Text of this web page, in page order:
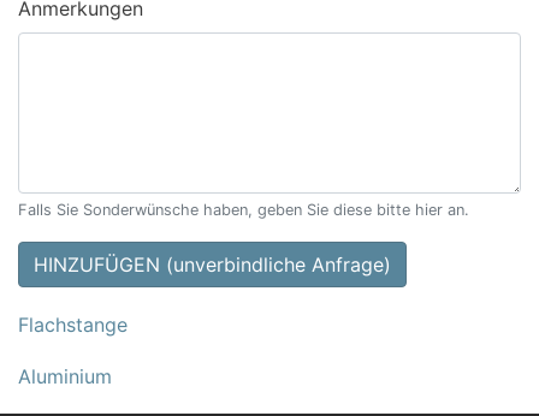
Anmerkungen
Falls Sie Sonderwünsche haben, geben Sie diese bitte hier an.
HINZUFÜGEN (unverbindliche Anfrage)
Flachstange
Aluminium